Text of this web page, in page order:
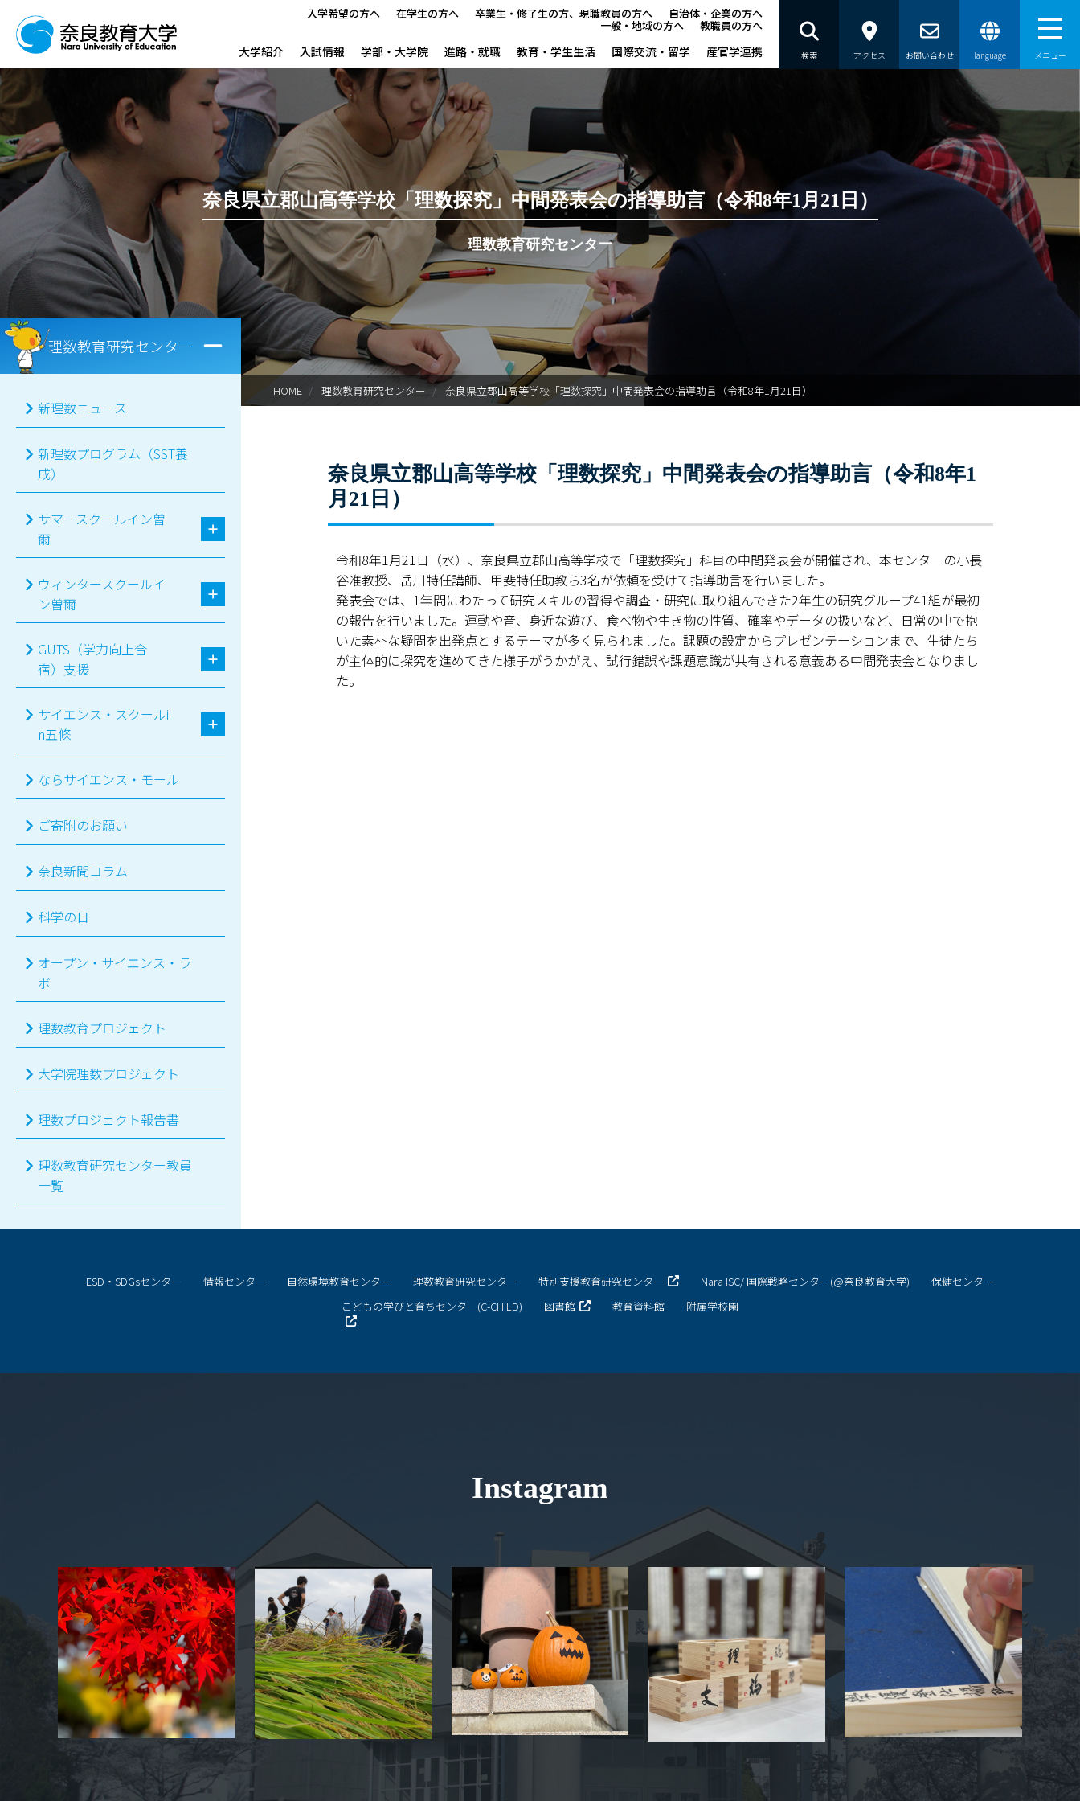
入学希望の方へ 在学生の方へ 卒業生・修了生の方、現職教員の方へ 自治体・企業の方へ
一般・地域の方へ 教職員の方へ
大学紹介 入試情報 学部・大学院 進路・就職 教育・学生生活 国際交流・留学 産官学連携 検索 アクセス お問い合わせ language メニュー
新理数ニュース
サマースクールイン曽爾
ウィンタースクールイン曽爾
GUTS（学力向上合宿）支援
サイエンス・スクールin五條
ならサイエンス・モール
ご寄附のお願い
理数教育プロジェクト
大学院理数プロジェクト
理数プロジェクト報告書
理数教育研究センター教員一覧
奈良県立郡山高等学校「理数探究」中間発表会の指導助言（令和8年1月21日）
理数教育研究センター
HOME 理数教育研究センター 奈良県立郡山高等学校「理数探究」中間発表会の指導助言（令和8年1月21日）
理数教育研究センター
新理数ニュース
新理数プログラム（SST養
成）
サマースクールイン曽
爾
ウィンタースクールイ
ン曽爾
GUTS（学力向上合
宿）支援
サイエンス・スクールi
n五條
ならサイエンス・モール
ご寄附のお願い
奈良新聞コラム
科学の日
オープン・サイエンス・ラ
ボ
理数教育プロジェクト
大学院理数プロジェクト
理数プロジェクト報告書
理数教育研究センター教員
一覧
奈良県立郡山高等学校「理数探究」中間発表会の指導助言（令和8年1
月21日）
令和8年1月21日（水）、奈良県立郡山高等学校で「理数探究」科目の中間発表会が開催され、本センターの小長
谷准教授、岳川特任講師、甲斐特任助教ら3名が依頼を受けて指導助言を行いました。
発表会では、1年間にわたって研究スキルの習得や調査・研究に取り組んできた2年生の研究グループ41組が最初
の報告を行いました。運動や音、身近な遊び、食べ物や生き物の性質、確率やデータの扱いなど、日常の中で抱
いた素朴な疑問を出発点とするテーマが多く見られました。課題の設定からプレゼンテーションまで、生徒たち
が主体的に探究を進めてきた様子がうかがえ、試行錯誤や課題意識が共有される意義ある中間発表会となりまし
た。
ESD・SDGsセンター 情報センター 自然環境教育センター 理数教育研究センター 特別支援教育研究センター Nara ISC/ 国際戦略センター(@奈良教育大学)
保健センター
こどもの学びと育ちセンター(C-CHILD)
図書館 教育資料館 附属学校園
Instagram